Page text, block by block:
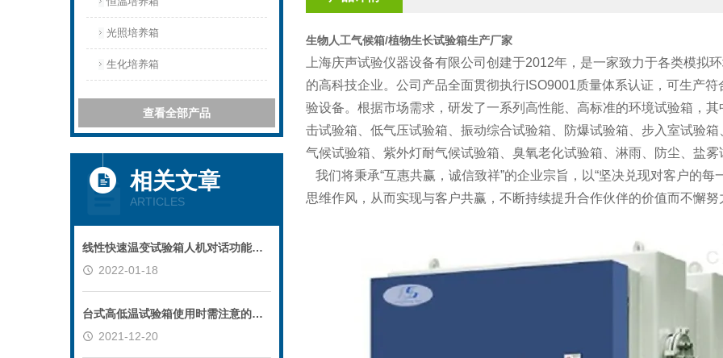
光照培养箱
生化培养箱
查看全部产品
相关文章
ARTICLES
线性快速温变试验箱人机对话功能简便易操作
2022-01-18
台式高低温试验箱使用时需注意的安全信息
2021-12-20
生物人工气候箱/植物生长试验箱生产厂家
上海庆声试验仪器设备有限公司创建于2012年，是一家致力于各类模拟
的高科技企业。公司产品全面贯彻执行ISO9001质量体系认证，可生产
验设备。根据市场需求，研发了一系列高性能、高标准的环境试验箱，
击试验箱、低气压试验箱、振动综合试验箱、防爆试验箱、步入室试验
气候试验箱、紫外灯耐气候试验箱、臭氧老化试验箱、淋雨、防尘、盐
我们将秉承“互惠共赢，诚信致祥”的企业宗旨，以“坚决兑现对客户的
思维作风，从而实现与客户共赢，不断持续提升合作伙伴的价值而不懈努